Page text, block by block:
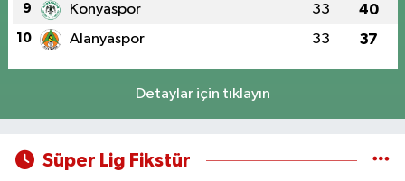
9 Konyaspor 33 40
10 Alanyaspor 33 37
Detaylar için tıklayın
Süper Lig Fikstür